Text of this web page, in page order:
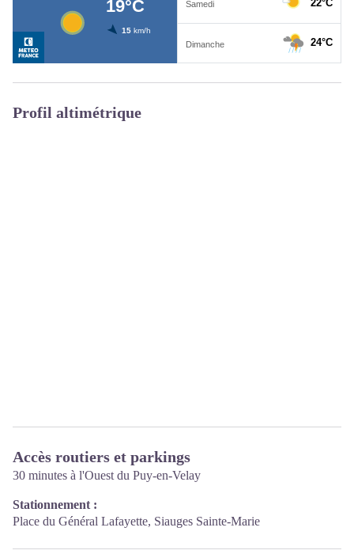
Profil altimétrique
Accès routiers et parkings
30 minutes à l'Ouest du Puy-en-Velay
Stationnement :
Place du Général Lafayette, Siauges Sainte-Marie